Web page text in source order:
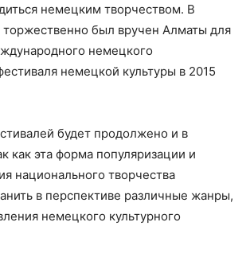
немецким творчеством. В
торжественно был вручен Алматы для
немецкого
немецкой культуры в 2015
будет продолжено и в
как эта форма популяризации и
национального творчества
в перспективе различные жанры,
немецкого культурного